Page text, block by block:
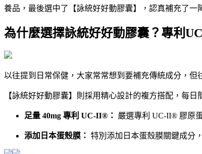
養品，最後選中了【詠統好好動膠囊】，認真補充了一
為什麼選擇詠統好好動膠囊？專利
以往提到日常保健，大家常常想到要補充傳統成分，但
【詠統好好動膠囊】則採用精心設計的複方搭配，每
足量 40mg 專利 UC-II®： 嚴選專利 UC-II® 膠原
添加日本蛋殼膜： 特別添加日本蛋殼膜關鍵成分